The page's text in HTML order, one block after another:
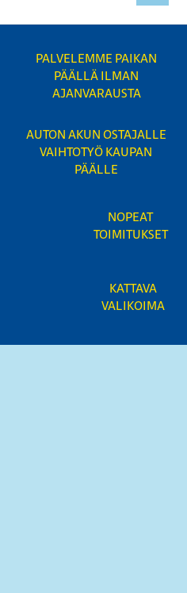
PALVELEMME PAIKAN
PÄÄLLÄ ILMAN
AJANVARAUSTA
AUTON AKUN OSTAJALLE
VAIHTOTYÖ KAUPAN
PÄÄLLE
NOPEAT
TOIMITUKSET
KATTAVA
VALIKOIMA